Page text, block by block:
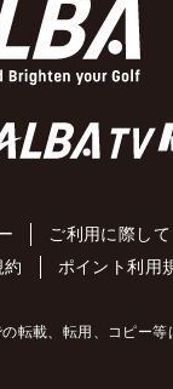
ご利用に際して
約 ポイント利用
転載、転用、コピー